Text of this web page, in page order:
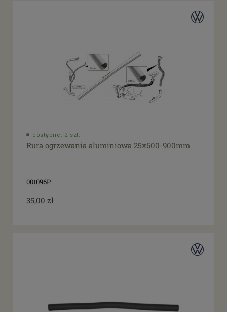
filtruj
dostępne: 2 szt.
Rura ogrzewania aluminiowa 25x600-900mm
001096P
35,00 zł